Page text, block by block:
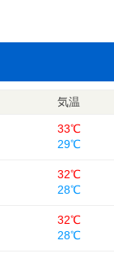
気温
33℃
29℃
32℃
28℃
32℃
28℃